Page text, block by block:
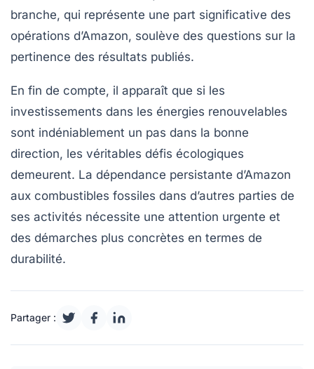
branche, qui représente une part significative des
opérations d’Amazon, soulève des questions sur la
pertinence des résultats publiés.
En fin de compte, il apparaît que si les
investissements dans les énergies renouvelables
sont indéniablement un pas dans la bonne
direction, les véritables défis écologiques
demeurent. La dépendance persistante d’Amazon
aux combustibles fossiles dans d’autres parties de
ses activités nécessite une attention urgente et
des démarches plus concrètes en termes de
durabilité.
Partager :